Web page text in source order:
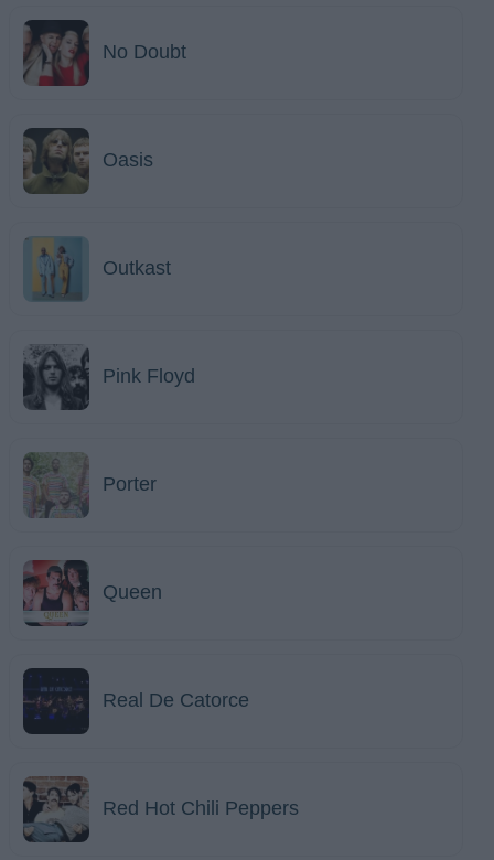
No Doubt
Oasis
Outkast
Pink Floyd
Porter
Queen
Real De Catorce
Red Hot Chili Peppers